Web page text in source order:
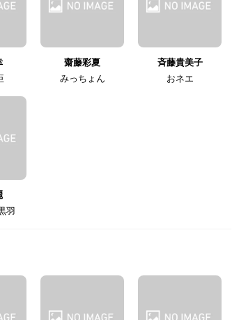
齋藤彩夏
みっちょん
斉藤貴美子
おネエ
羽